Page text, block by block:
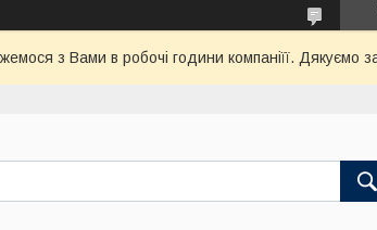
з Вами в робочі години компаніїї. Дякуємо